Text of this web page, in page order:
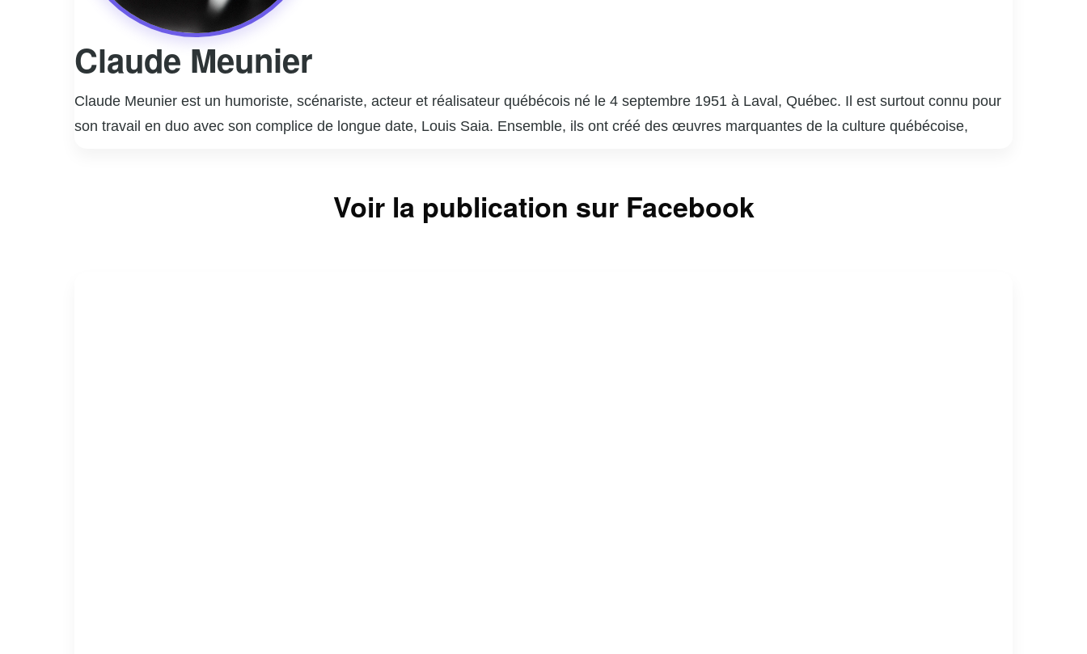
Claude Meunier
Claude Meunier est un humoriste, scénariste, acteur et réalisateur québécois né le 4 septembre 1951 à Laval, Québec. Il est surtout connu pour
son travail en duo avec son complice de longue date, Louis Saia. Ensemble, ils ont créé des œuvres marquantes de la culture québécoise,
plus longue série de représentations au Canada. En plus de son travail à la télévision et au théâtre, Claude Meunier a réalisé des films et écrit
des scénarios qui ont contribué à enrichir le paysage culturel du Québec. Son style unique, mêlant humour absurde et satire sociale, lui a valu de
Voir la publication sur Facebook